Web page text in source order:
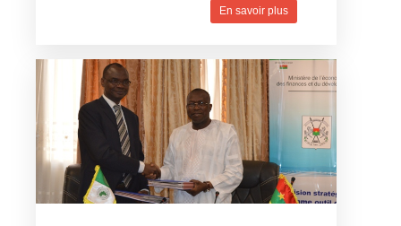
En savoir plus